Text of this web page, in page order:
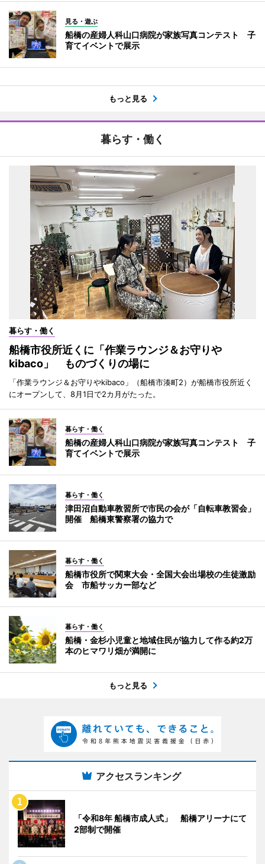
見る・遊ぶ
船橋の産婦人科山口病院が家族写真コンテスト 子
育てイベントで展示
もっと見る
暮らす・働く
暮らす・働く
船橋市役所近くに「作業ラウンジ＆お守りや
kibaco」 ものづくりの場に
「作業ラウンジ＆お守りやkibaco」（船橋市湊町2）が船橋市役所近く
にオープンして、8月1日で2カ月がたった。
暮らす・働く
船橋の産婦人科山口病院が家族写真コンテスト 子
育てイベントで展示
暮らす・働く
津田沼自動車教習所で市民の会が「自転車教習会」
開催 船橋東警察署の協力で
暮らす・働く
船橋市役所で関東大会・全国大会出場校の生徒激励
会 市船サッカー部など
暮らす・働く
船橋・金杉小児童と地域住民が協力して作る約2万
本のヒマワリ畑が満開に
もっと見る
アクセスランキング
「令和8年 船橋市成人式」 船橋アリーナにて
2部制で開催